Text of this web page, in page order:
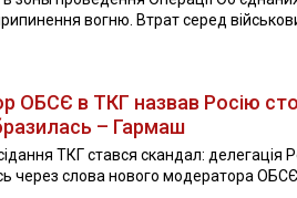
вогню. Втрат серед
ОБСЄ в ТКГ назвав Росію
– Гармаш
ТКГ стався скандал: делегація
через слова нового модератора ОБСЄ